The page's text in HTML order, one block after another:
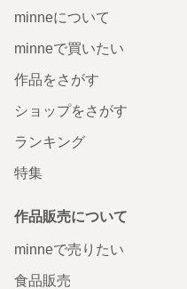
minneについて
minneで買いたい
作品をさがす
ショップをさがす
ランキング
特集
作品販売について
minneで売りたい
食品販売